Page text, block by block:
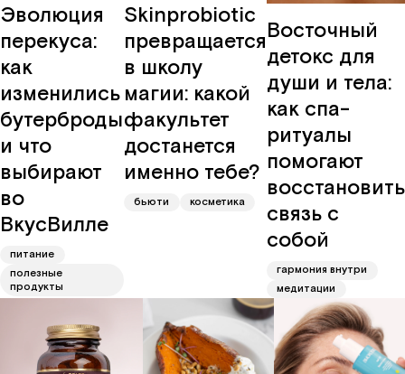
Эволюция
перекуса:
как
изменились
бутерброды
и что
выбирают
во
ВкусВилле
питание
полезные
продукты
Skinprobiotic
превращается
в школу
магии: какой
факультет
достанется
именно тебе?
бьюти косметика
Восточный
детокс для
души и тела:
как спа-
ритуалы
помогают
восстановить
связь с
собой
гармония внутри
медитации